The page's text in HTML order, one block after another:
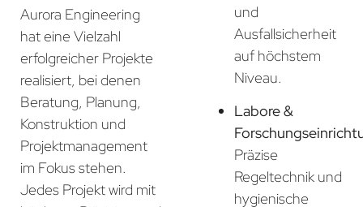
Aurora Engineering
hat eine Vielzahl
erfolgreicher Projekte
realisiert, bei denen
Beratung, Planung,
Konstruktion und
Projektmanagement
im Fokus stehen.
Jedes Projekt wird mit
und
Ausfallsicherheit
auf höchstem
Niveau.
Labore &
Präzise
Regeltechnik und
hygienische